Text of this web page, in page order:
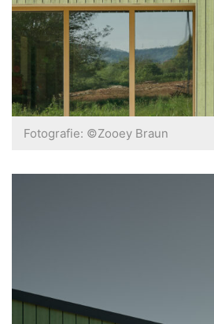
Fotografie: ©Zooey Braun